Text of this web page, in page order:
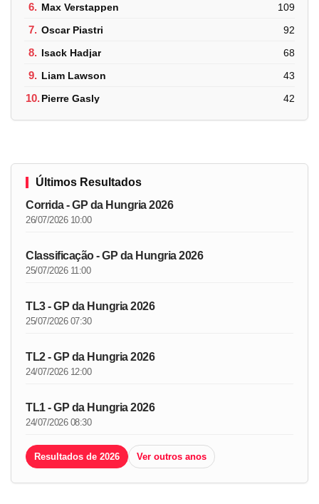
6. Max Verstappen 109
7. Oscar Piastri 92
8. Isack Hadjar 68
9. Liam Lawson 43
10.Pierre Gasly 42
Últimos Resultados
Corrida - GP da Hungria 2026
26/07/2026 10:00
Classificação - GP da Hungria 2026
25/07/2026 11:00
TL3 - GP da Hungria 2026
25/07/2026 07:30
TL2 - GP da Hungria 2026
24/07/2026 12:00
TL1 - GP da Hungria 2026
24/07/2026 08:30
Resultados de 2026 Ver outros anos